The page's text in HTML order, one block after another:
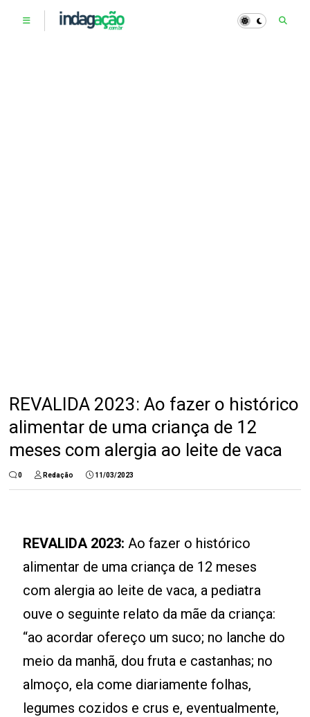
REVALIDA 2023: Ao fazer o histórico
alimentar de uma criança de 12
meses com alergia ao leite de vaca
0 Redação 11/03/2023
REVALIDA 2023:Ao fazer o histórico
alimentar de uma criança de 12 meses
com alergia ao leite de vaca, a pediatra
ouve o seguinte relato da mãe da criança:
“ao acordar ofereço um suco; no lanche do
meio da manhã, dou fruta e castanhas; no
almoço, ela come diariamente folhas,
legumes cozidos e crus e, eventualmente,